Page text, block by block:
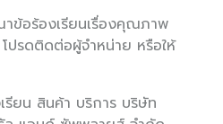
ข้อร้องเรียนเรื่องคุณภาพ
ปรดติดต่อผู้จำหน่าย หรือให้
รียน สินค้า บริการ บริษัท